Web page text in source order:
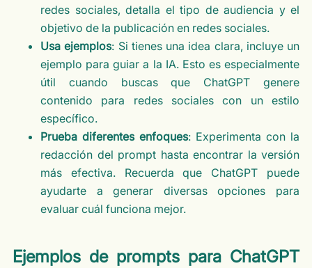
redes sociales, detalla el tipo de audiencia y el
objetivo de la publicación en redes sociales.
Usa ejemplos: Si tienes una idea clara, incluye un
ejemplo para guiar a la IA. Esto es especialmente
útil cuando buscas que ChatGPT genere
contenido para redes sociales con un estilo
específico.
Prueba diferentes enfoques: Experimenta con la
redacción del prompt hasta encontrar la versión
más efectiva. Recuerda que ChatGPT puede
ayudarte a generar diversas opciones para
evaluar cuál funciona mejor.
Ejemplos de prompts para ChatGPT